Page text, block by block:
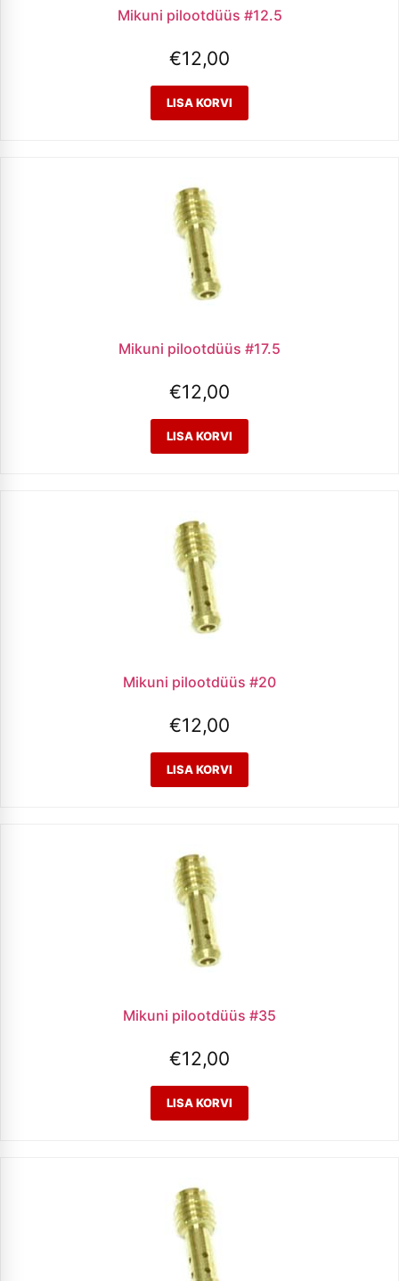
Mikuni pilootdüüs #12.5
€12,00
Mikuni pilootdüüs #17.5
€12,00
Mikuni pilootdüüs #20
€12,00
Mikuni pilootdüüs #35
€12,00